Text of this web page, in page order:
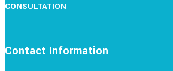
CONSULTATION
Contact Information